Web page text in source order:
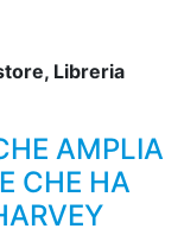
Libreria
AMPLIA
CHE HA